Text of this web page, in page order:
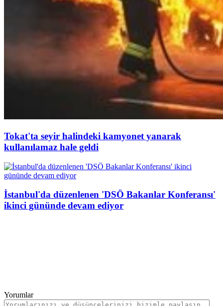
Tokat'ta seyir halindeki kamyonet yanarak
kullanılamaz hale geldi
İstanbul'da düzenlenen 'DSÖ Bakanlar Konferansı'
ikinci gününde devam ediyor
Yorumlar